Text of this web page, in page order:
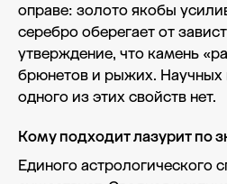
оправе: золото якобы
серебро оберегает от
утверждение, что камень
брюнетов и рыжих. Научных
одного из этих свойств нет.
Кому подходит лазурит по
Единого астрологического